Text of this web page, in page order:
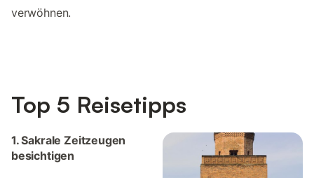
verwöhnen.
Top 5 Reisetipps
1. Sakrale Zeitzeugen
besichtigen